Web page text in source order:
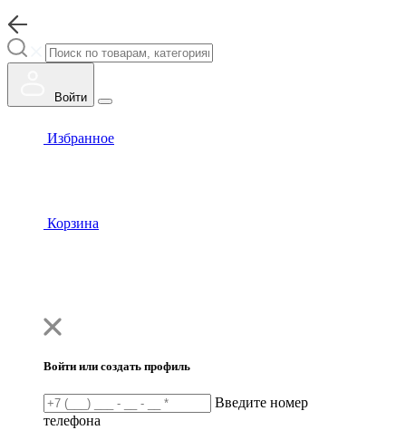
Войти
Избранное
Корзина
Войти или создать профиль
Введите номер
телефона